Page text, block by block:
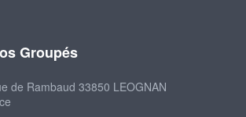
Groupés
de Rambaud 33850 LEOGNAN